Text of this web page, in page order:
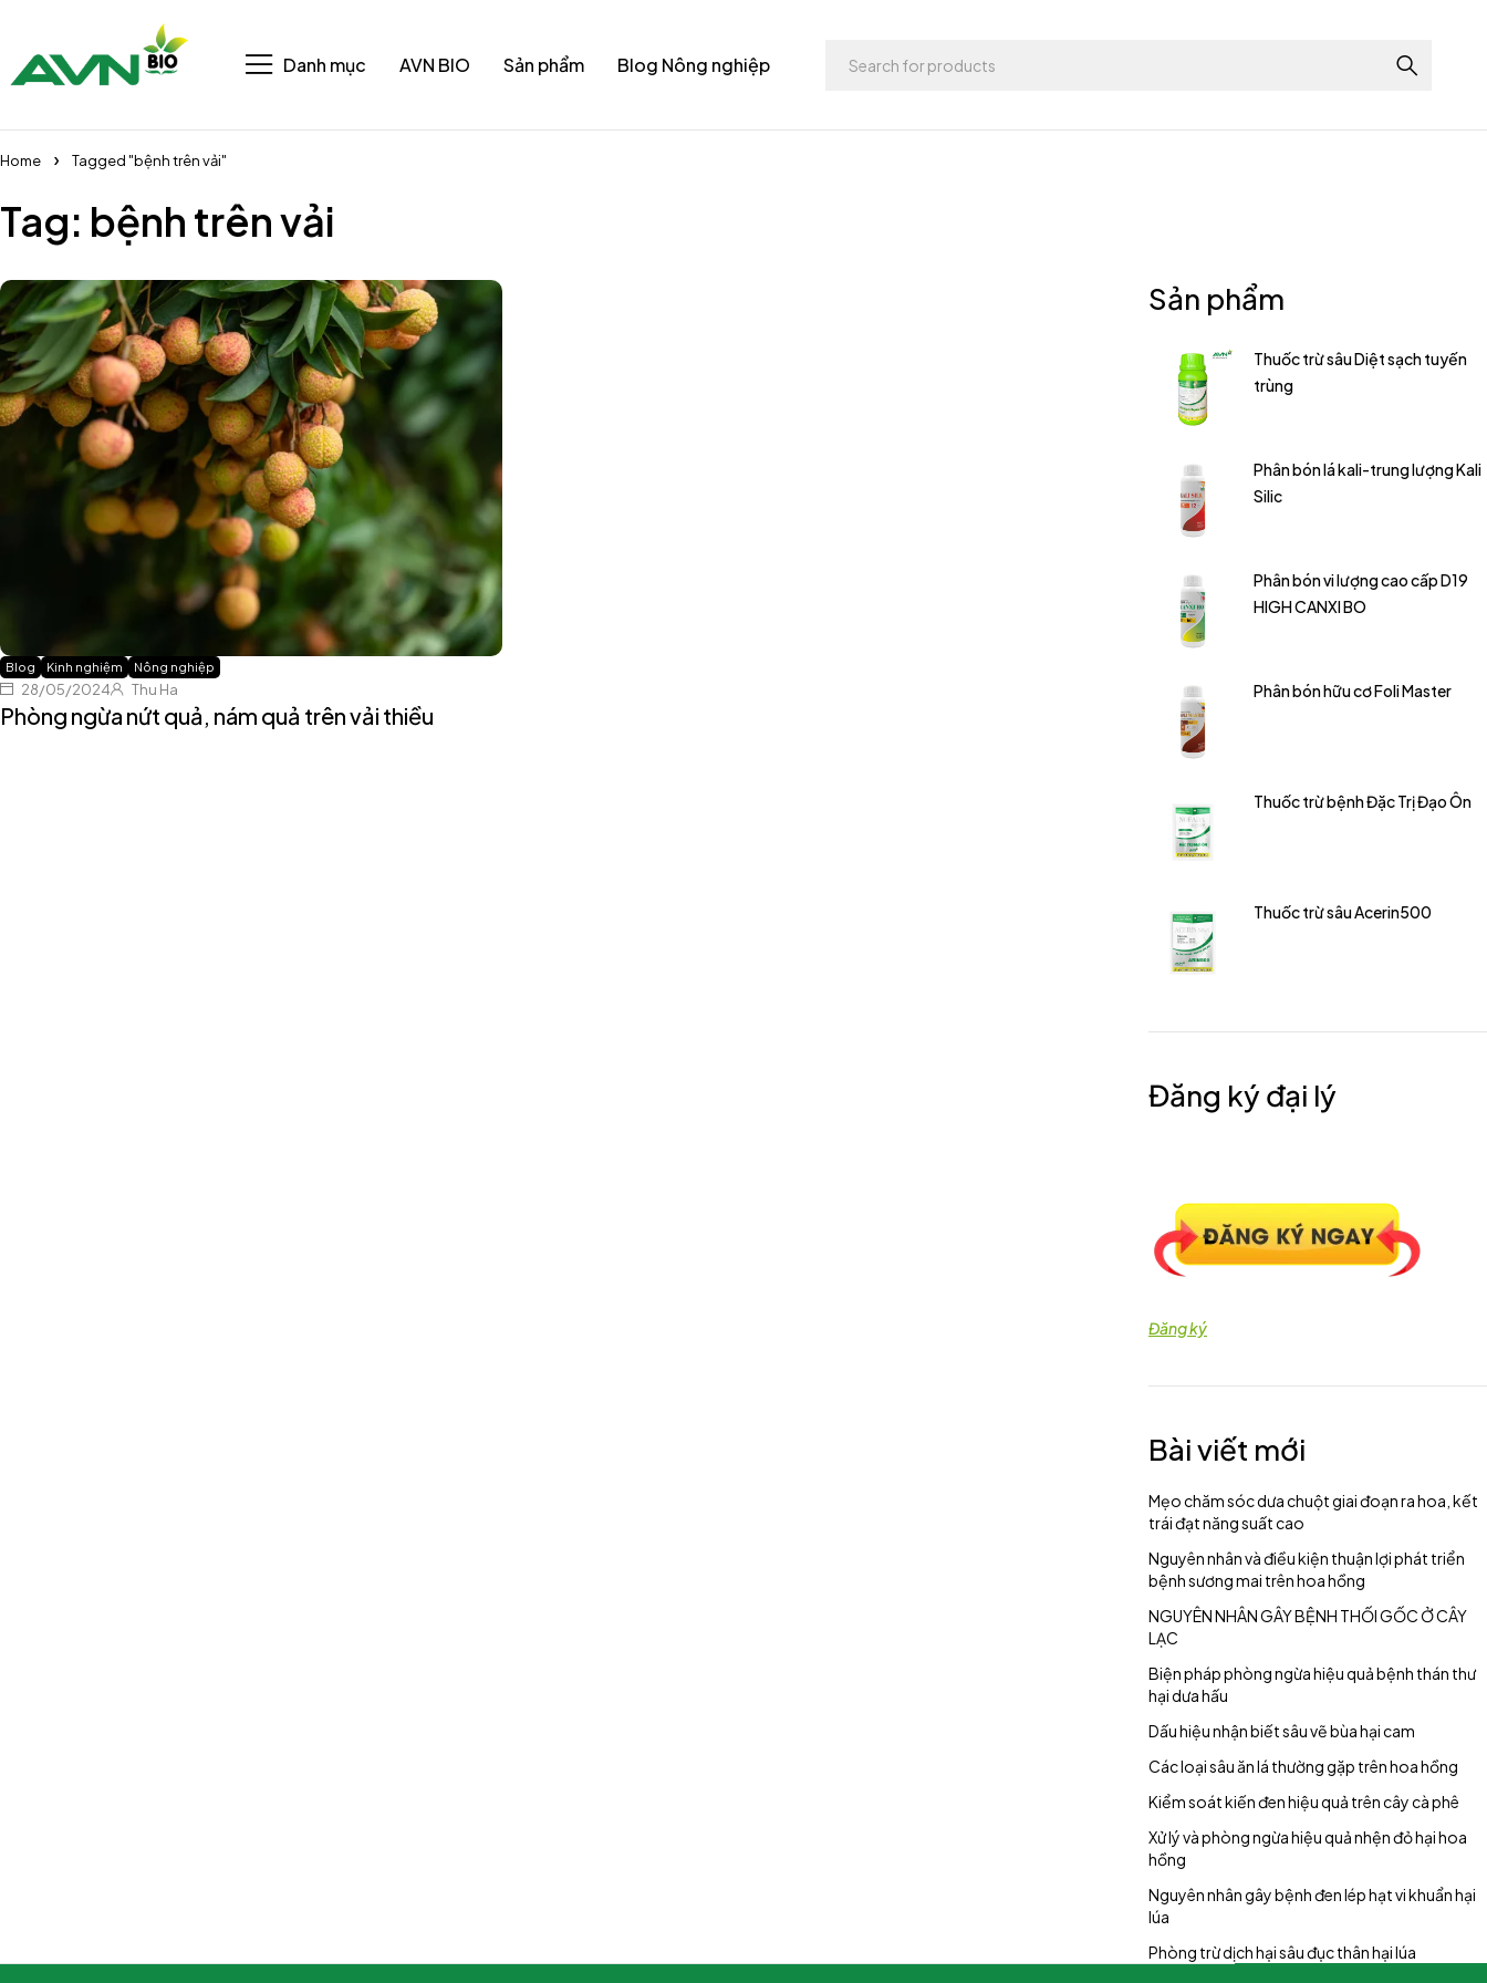
Danh mục AVN BIO Sản phẩm Blog Nông nghiệp
Home Tagged "bệnh trên vải"
Tag: bệnh trên vải
Blog Kinh nghiệm Nông nghiệp
28/05/2024 Thu Ha
Phòng ngừa nứt quả, nám quả trên vải thiều
Sản phẩm
Thuốc trừ sâu Diệt sạch tuyến
trùng
Phân bón lá kali-trung lượng Kali
Silic
Phân bón vi lượng cao cấp D19
HIGH CANXI BO
Phân bón hữu cơ Foli Master
Thuốc trừ bệnh Đặc Trị Đạo Ôn
Thuốc trừ sâu Acerin500
Đăng ký đại lý
Đăng ký
Bài viết mới
Mẹo chăm sóc dưa chuột giai đoạn ra hoa, kết
trái đạt năng suất cao
Nguyên nhân và điều kiện thuận lợi phát triển
bệnh sương mai trên hoa hồng
NGUYÊN NHÂN GÂY BỆNH THỐI GỐC Ở CÂY
LẠC
Biện pháp phòng ngừa hiệu quả bệnh thán thư
hại dưa hấu
Dấu hiệu nhận biết sâu vẽ bùa hại cam
Các loại sâu ăn lá thường gặp trên hoa hồng
Kiểm soát kiến đen hiệu quả trên cây cà phê
Xử lý và phòng ngừa hiệu quả nhện đỏ hại hoa
hồng
Nguyên nhân gây bệnh đen lép hạt vi khuẩn hại
lúa
Phòng trừ dịch hại sâu đục thân hại lúa